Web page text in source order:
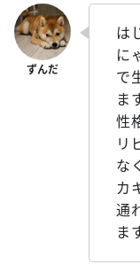
は
に
で
ま
性
リ
な
カ
通
ま